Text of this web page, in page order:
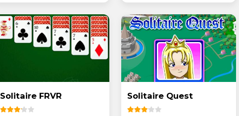
Solitaire FRVR Solitaire Quest